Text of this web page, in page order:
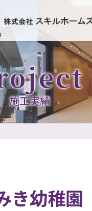
施工実績
き幼稚園